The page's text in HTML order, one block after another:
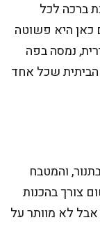
ברכה לכל
כאן היא פשוטה
נמסה בפה
שכל אחד
הכל ועוד 40 דקות בתנור, והמטבח
צורך בהכנות
לא מוותר על